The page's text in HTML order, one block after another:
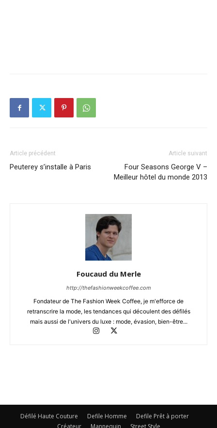
Article précédent
Peuterey s’installe à Paris
Article suivant
Four Seasons George V –
Meilleur hôtel du monde 2013
Foucaud du Merle
http://thefashionweekcoffee.com
Fondateur de The Fashion Week Coffee, je m'efforce de
retranscrire la mode, les tendances qui découlent des défilés
mais aussi de l'univers du luxe : mode, évasion, bien-être...
Défilé Haute Couture Defile Homme
Defile Prêt à porter